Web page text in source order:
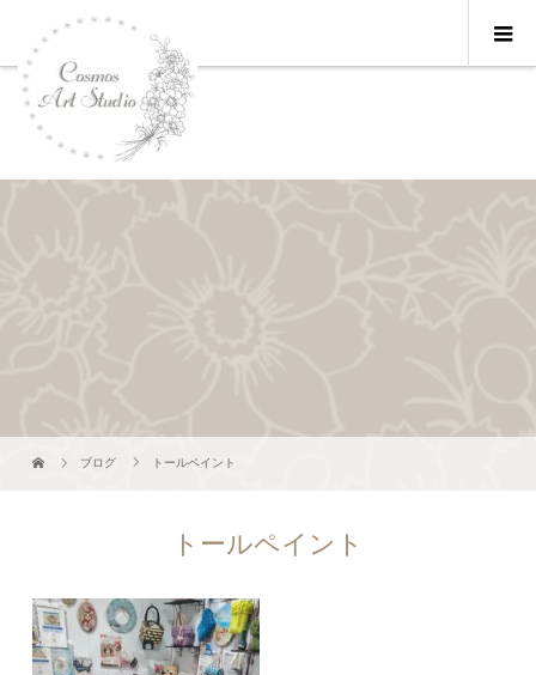
ブログ トールペイント
トールペイント